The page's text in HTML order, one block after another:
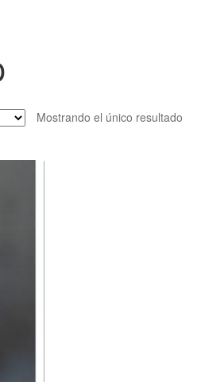
Mostrando el único resultado